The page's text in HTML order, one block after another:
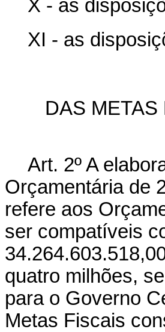
X - as
XI - as
DAS
Art. 2º A
Orçamentária de
refere aos
ser compatíveis
quatro milhões,
para o Governo
Metas Fiscais